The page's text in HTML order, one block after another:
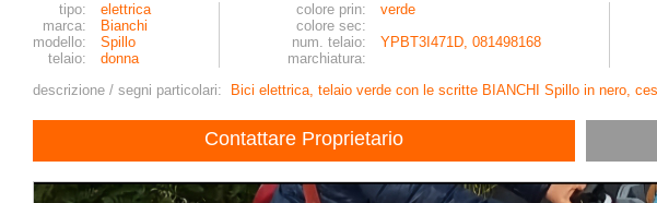
tipo: elettrica colore prin: verde
marca:
Bianchi colore sec:
modello:
Spillo num. telaio: YPBT3I471D, 081498168
telaio:
donna
marchiatura:
descrizione / segni particolari:
Bici elettrica, telaio verde con le scritte BIANCHI Spillo in nero,
Contattare Proprietario